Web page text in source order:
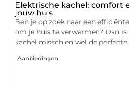
Elektrische kachel: comfort
jouw huis
Ben je op zoek naar een
om je huis te verwarmen? Dan is
kachel misschien wel de
Aanbiedingen